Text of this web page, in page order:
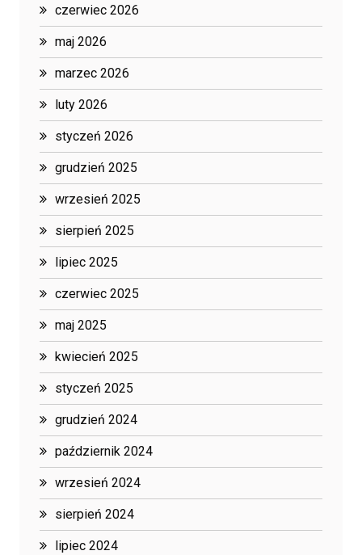
czerwiec 2026
maj 2026
marzec 2026
luty 2026
styczeń 2026
grudzień 2025
wrzesień 2025
sierpień 2025
lipiec 2025
czerwiec 2025
maj 2025
kwiecień 2025
styczeń 2025
grudzień 2024
październik 2024
wrzesień 2024
sierpień 2024
lipiec 2024